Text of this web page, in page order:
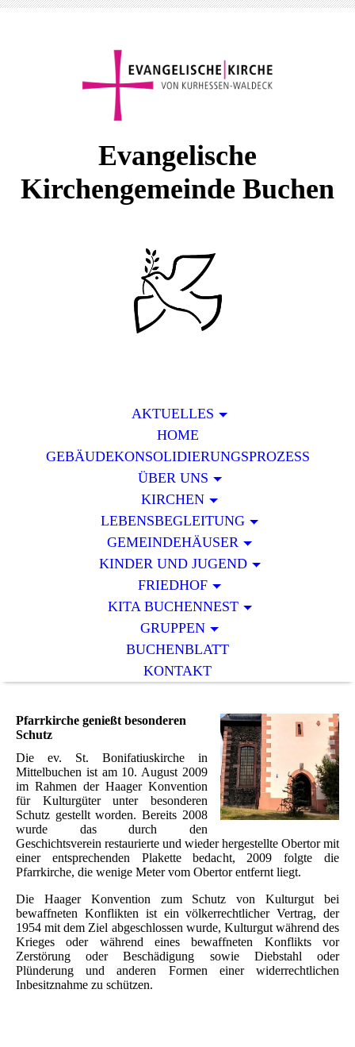
Evangelische
Kirchengemeinde Buchen
AKTUELLES
HOME
GEBÄUDEKONSOLIDIERUNGSPROZESS
ÜBER UNS
KIRCHEN
LEBENSBEGLEITUNG
GEMEINDEHÄUSER
KINDER UND JUGEND
FRIEDHOF
KITA BUCHENNEST
GRUPPEN
BUCHENBLATT
KONTAKT
Pfarrkirche genießt besonderen
Schutz
Die ev. St. Bonifatiuskirche in
Mittelbuchen ist am 10. August 2009
im Rahmen der Haager Konvention
für Kulturgüter unter besonderen
Schutz gestellt worden. Bereits 2008
wurde das durch den
Geschichtsverein restaurierte und wieder hergestellte Obertor mit
einer entsprechenden Plakette bedacht, 2009 folgte die
Pfarrkirche, die wenige Meter vom Obertor entfernt liegt.
Die Haager Konvention zum Schutz von Kulturgut bei
bewaffneten Konflikten ist ein völkerrechtlicher Vertrag, der
1954 mit dem Ziel abgeschlossen wurde, Kulturgut während des
Krieges oder während eines bewaffneten Konflikts vor
Zerstörung oder Beschädigung sowie Diebstahl oder
Plünderung und anderen Formen einer widerrechtlichen
Inbesitznahme zu schützen.